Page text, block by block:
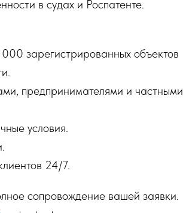
в судах и Роспатенте.
зарегистрированных объектов
предпринимателями и частными
условия.
24/7.
сопровождение вашей заявки.